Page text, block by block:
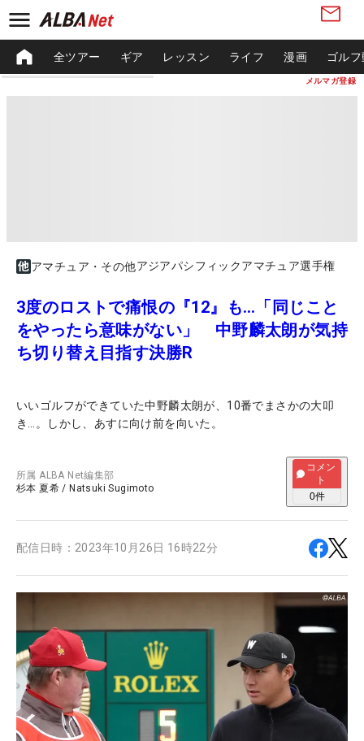
メルマガ登録
全ツアー ギア レッスン ライフ 漫画 ゴル
アマチュア・その他アジアパシフィックアマチュア選手権
3度のロストで痛恨の『12』も…「同じこと
をやったら意味がない」 中野麟太朗が気持
ち切り替え目指す決勝R
いいゴルフができていた中野麟太朗が、10番でまさかの大叩
き…。しかし、あすに向け前を向いた。
所属ALBA Net編集部
杉本 夏希 / Natsuki Sugimoto
コメン
ト
0件
配信日時： 2023年10月26日 16時22分